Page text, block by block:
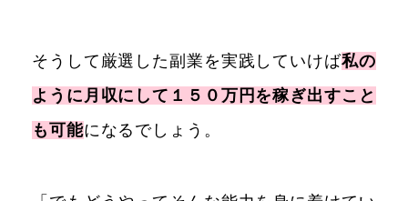
そうして厳選した副業を実践していけば私の
ように月収にして１５０万円を稼ぎ出すこと
も可能になるでしょう。